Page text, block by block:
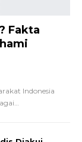
Fakta
Indonesia
…